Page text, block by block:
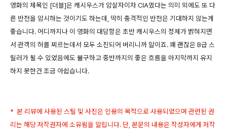
영화의 제목인 [더블]은 캐시우스가 암살자이자 CIA였다는 의미 외에도 또 다
른 반전을 암시하는 것이기도 하는데, 딱히 충격적인 반전은 기대하지 않는게
좋습니다. 어디까지나 이 영화의 대담함은 초반 캐시우스의 정체가 밝혀지면
서 관객의 허를 찌르는데서 모두 소진되어 버리니까 말이죠. 꽤 괜찮은 B급 스
릴러가 될 수 있었음에도 불구하고 중반까지의 좋은 흐름을 마지막까지 유지
하지 못한건 조금 아쉽습니다.
* 본 리뷰에 사용된 스틸 및 사진은 인용의 목적으로 사용되었으며 관련된 권
리는 해당 저작권자에 소유됨을 알립니다. 단, 본문의 내용은 작성자에게 저작